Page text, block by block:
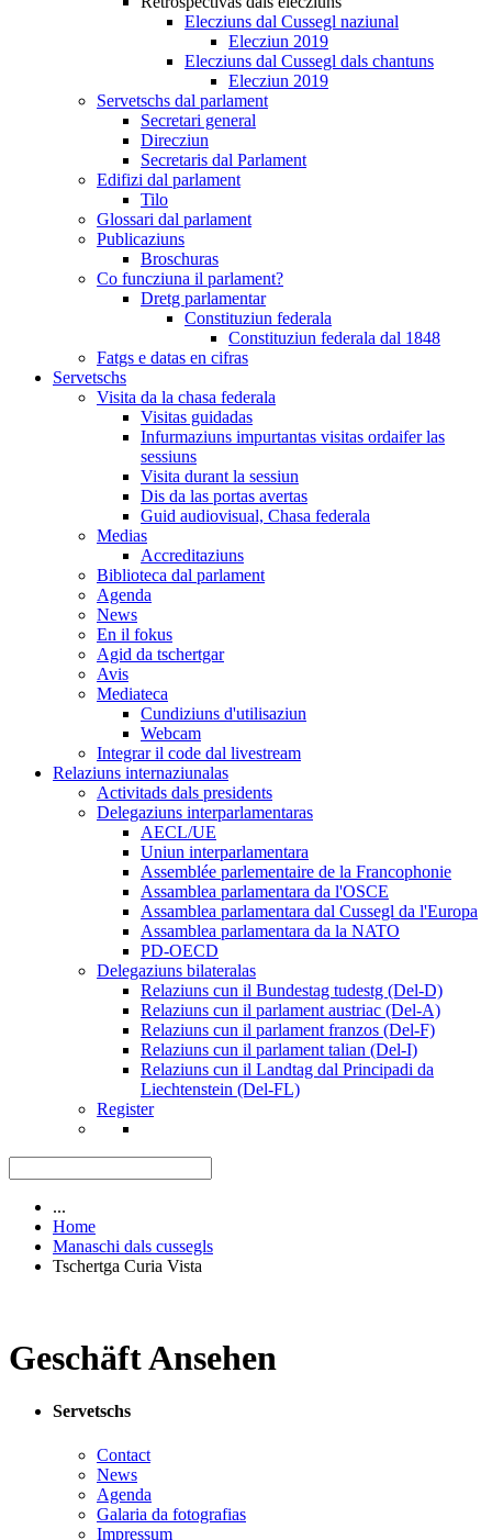
Elecziuns dal Cussegl naziunal
Elecziun 2019
Elecziuns dal Cussegl dals chantuns
Elecziun 2019
Servetschs dal parlament
Secretari general
Direcziun
Secretaris dal Parlament
Edifizi dal parlament
Tilo
Glossari dal parlament
Publicaziuns
Broschuras
Co funcziuna il parlament?
Dretg parlamentar
Constituziun federala
Constituziun federala dal 1848
Fatgs e datas en cifras
Servetschs
Visita da la chasa federala
Visitas guidadas
Infurmaziuns impurtantas visitas ordaifer las
sessiuns
Visita durant la sessiun
Dis da las portas avertas
Guid audiovisual, Chasa federala
Medias
Accreditaziuns
Biblioteca dal parlament
Agenda
News
En il fokus
Agid da tschertgar
Avis
Mediateca
Cundiziuns d'utilisaziun
Webcam
Integrar il code dal livestream
Relaziuns internaziunalas
Activitads dals presidents
Delegaziuns interparlamentaras
AECL/UE
Uniun interparlamentara
Assemblée parlementaire de la Francophonie
Assamblea parlamentara da l'OSCE
Assamblea parlamentara dal Cussegl da l'Europa
Assamblea parlamentara da la NATO
PD-OECD
Delegaziuns bilateralas
Relaziuns cun il Bundestag tudestg (Del-D)
Relaziuns cun il parlament austriac (Del-A)
Relaziuns cun il parlament franzos (Del-F)
Relaziuns cun il parlament talian (Del-I)
Relaziuns cun il Landtag dal Principadi da
Liechtenstein (Del-FL)
Register
...
Home
Manaschi dals cussegls
Tschertga Curia Vista
Geschäft Ansehen
Servetschs
Contact
News
Agenda
Galaria da fotografias
Impressum